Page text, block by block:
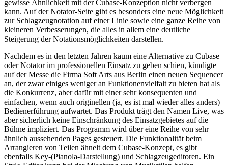
gewisse Ähnlichkeit mit der Cubase-Konzeption nicht verbergen
kann. Auf der Notator-Seite gibt es besonders eine neue Möglichkeit
zur Schlagzeugnotation auf einer Linie sowie eine ganze Reihe von
kleineren Verbesserungen, die alles in allem eine deutliche
Steigerung der Notationsmöglichkeiten darstellen.
Nachdem es in den letzten Jahren kaum eine Alternative zu Cubase
oder Notator im professionellen Einsatz zu geben schien, kündigte
auf der Messe die Firma Soft Arts aus Berlin einen neuen Sequencer
an, der zwar einiges weniger an Funktionenvielfalt zu bieten hat als
die Konkurrenz, aber dafür mit einer sehr konsequenten und
einfachen, wenn auch originellen (ja, es ist mal wieder alles anders)
Bedienerführung aufwartet. Das Produkt trägt den Namen Live, was
aber sicherlich keine Einschränkung des Einsatzgebietes auf die
Bühne impliziert. Das Programm wird über eine Reihe von sehr
ähnlich aussehenden Pages gesteuert. Die Funktionalität beim
Arrangieren von Teilen ähnelt dem Cubase-Konzept, es gibt
ebenfalls Key-(Pianola-Darstellung) und Schlagzeugeditoren. Ein